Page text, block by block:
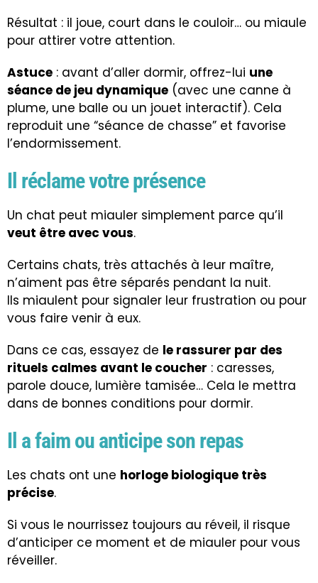
Résultat : il joue, court dans le couloir… ou miaule
pour attirer votre attention.
Astuce : avant d’aller dormir, offrez-lui une
séance de jeu dynamique (avec une canne à
plume, une balle ou un jouet interactif). Cela
reproduit une “séance de chasse” et favorise
l’endormissement.
Il réclame votre présence
Un chat peut miauler simplement parce qu’il
veut être avec vous.
Certains chats, très attachés à leur maître,
n’aiment pas être séparés pendant la nuit.
Ils miaulent pour signaler leur frustration ou pour
vous faire venir à eux.
Dans ce cas, essayez de le rassurer par des
rituels calmes avant le coucher : caresses,
parole douce, lumière tamisée… Cela le mettra
dans de bonnes conditions pour dormir.
Il a faim ou anticipe son repas
Les chats ont une horloge biologique très
précise.
Si vous le nourrissez toujours au réveil, il risque
d’anticiper ce moment et de miauler pour vous
réveiller.